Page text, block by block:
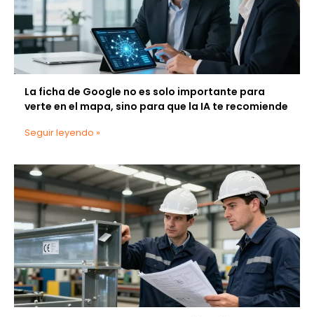
La ficha de Google no es solo importante para
verte en el mapa, sino para que la IA te recomiende
Seguir leyendo »